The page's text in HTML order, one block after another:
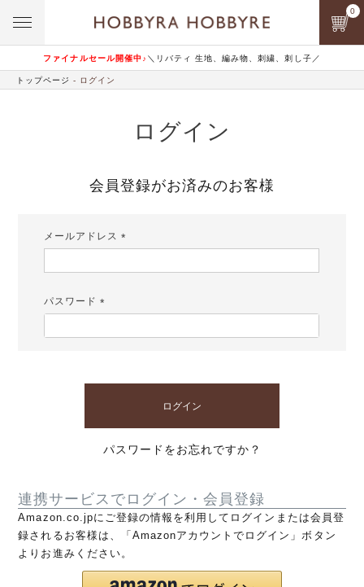
ファイナルセール開催中♪ ＼リバティ 生地、編み物、刺繍、刺し子／
0
トップページ ログイン
ログイン
会員登録がお済みのお客様
メールアドレス
パスワード
ログイン
パスワードをお忘れですか？
連携サービスでログイン・会員登録
Amazon.co.jpにご登録の情報を利用してログインまたは会員登
録されるお客様は、「Amazonアカウントでログイン」ボタン
よりお進みください。